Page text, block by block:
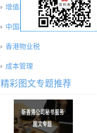
增值税
中国税务健康诊断
香港物业税
成本管理
精彩图文专题推荐